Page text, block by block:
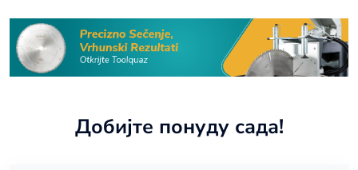
Добијте понуду сада!